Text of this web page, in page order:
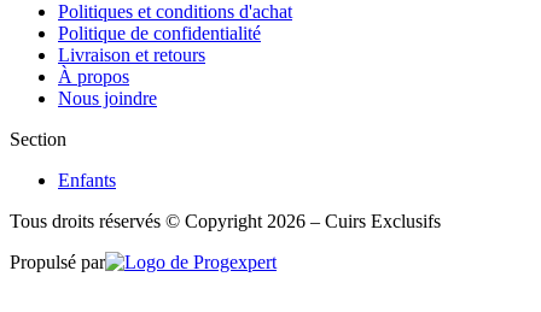
Politiques et conditions d'achat
Politique de confidentialité
Livraison et retours
À propos
Nous joindre
Section
Enfants
Tous droits réservés © Copyright 2026 – Cuirs Exclusifs
Propulsé par